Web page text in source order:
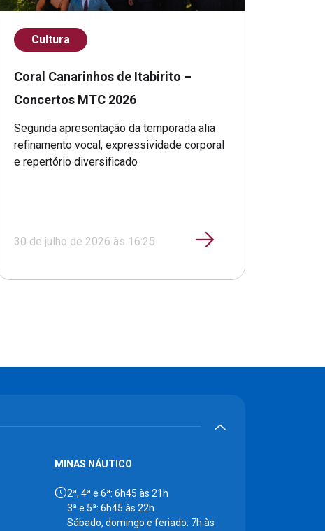
Cultura
Coral Canarinhos de Itabirito –
Concertos MTC 2026
Segunda apresentação da temporada alia
refinamento vocal, expressividade corporal
e repertório diversificado
30 de julho de 2026 às 16:25
MINAS NÁUTICO
2ª, 4ª e 6ª: 6h45 às 21h
3ª e 5ª: 6h45 às 22h
Sábado, domingo e feriado: 7h às